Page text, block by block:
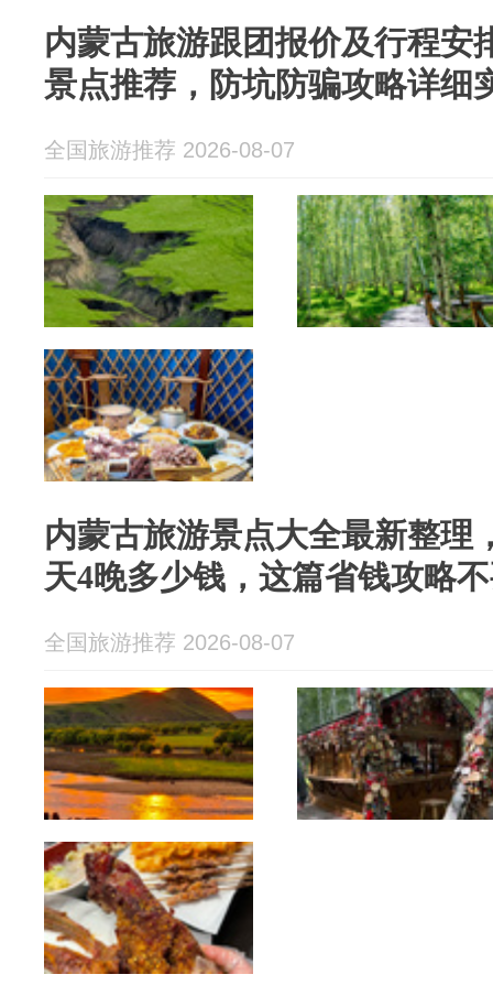
内蒙古旅游跟团报价及行程安
景点推荐，防坑防骗攻略详细
全国旅游推荐 2026-08-07
内蒙古旅游景点大全最新整理
天4晚多少钱，这篇省钱攻略
全国旅游推荐 2026-08-07